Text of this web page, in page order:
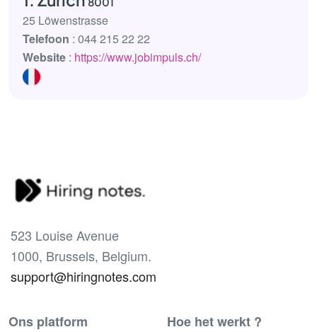
25 Löwenstrasse
Telefoon : 044 215 22 22
Website : https://www.jobimpuls.ch/
523 Louise Avenue
1000, Brussels, Belgium.
support@hiringnotes.com
Ons platform Hoe het werkt ?